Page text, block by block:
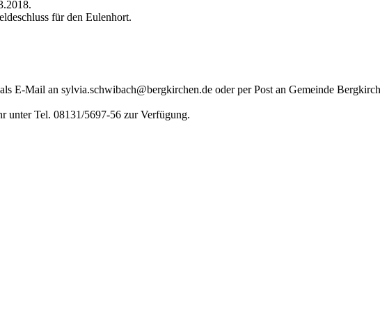
für den Eulenhort.
E-Mail an sylvia.schwibach@bergkirchen.de oder per Post an Gemeinde
unter Tel. 08131/5697-56 zur Verfügung.